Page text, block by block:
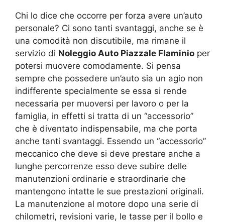
Chi lo dice che occorre per forza avere un’auto
personale? Ci sono tanti svantaggi, anche se è
una comodità non discutibile, ma rimane il
servizio di Noleggio Auto Piazzale Flaminio per
potersi muovere comodamente. Si pensa
sempre che possedere un’auto sia un agio non
indifferente specialmente se essa si rende
necessaria per muoversi per lavoro o per la
famiglia, in effetti si tratta di un “accessorio”
che è diventato indispensabile, ma che porta
anche tanti svantaggi. Essendo un “accessorio”
meccanico che deve si deve prestare anche a
lunghe percorrenze esso deve subire delle
manutenzioni ordinarie e straordinarie che
mantengono intatte le sue prestazioni originali.
La manutenzione al motore dopo una serie di
chilometri, revisioni varie, le tasse per il bollo e